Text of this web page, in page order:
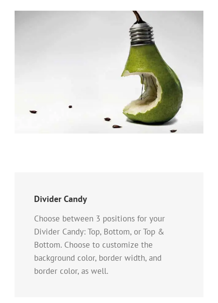
Divider Candy
Choose between 3 positions for your
Divider Candy: Top, Bottom, or Top &
Bottom. Choose to customize the
background color, border width, and
border color, as well.